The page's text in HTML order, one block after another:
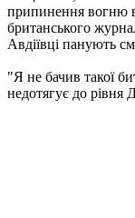
припинення вогню
британського
Авдіївці панують
"Я не бачив такої
недотягує до рівня